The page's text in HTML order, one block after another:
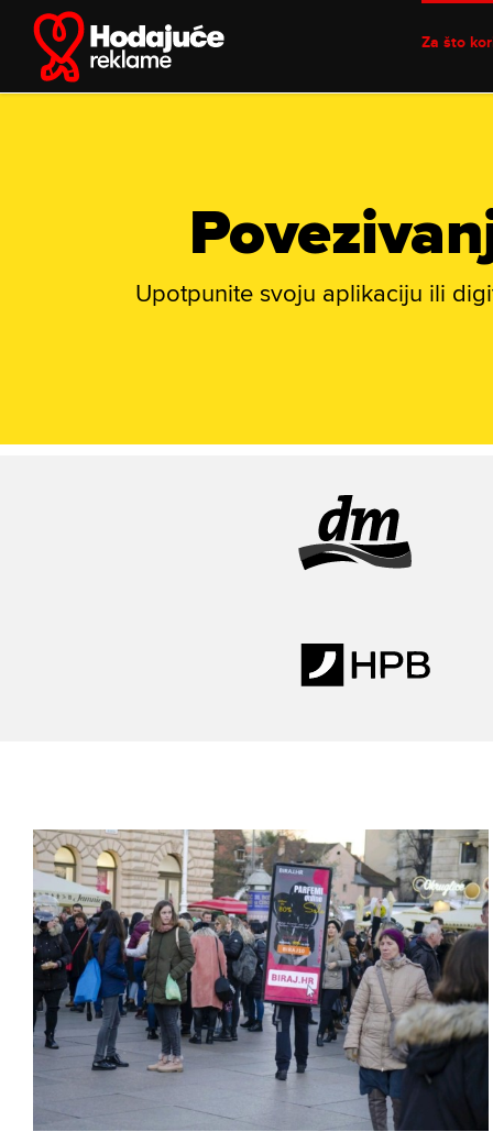
content
Za što
Upotpunite svoju aplikaciju ili